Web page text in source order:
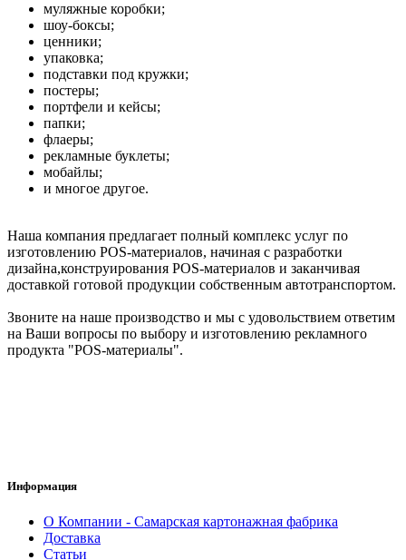
муляжные коробки;
шоу-боксы;
ценники;
упаковка;
подставки под кружки;
постеры;
портфели и кейсы;
папки;
флаеры;
рекламные буклеты;
мобайлы;
и многое другое.
Наша компания предлагает полный комплекс услуг по
изготовлению POS-материалов, начиная с разработки
дизайна,конструирования POS-материалов и заканчивая
доставкой готовой продукции собственным автотранспортом.
Звоните на наше производство и мы с удовольствием ответим
на Ваши вопросы по выбору и изготовлению рекламного
продукта "POS-материалы".
Информация
О Компании - Самарская картонажная фабрика
Доставка
Статьи